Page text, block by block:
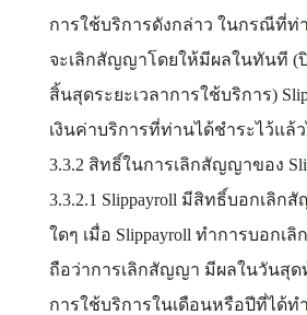
การใช้บริการดังกล่าว ในกรณีที่ท่
จะเลิกสัญญาโดยให้มีผลในทันที (
สิ้นสุดระยะเวลาการใช้บริการ)
เงินค่าบริการที่ท่านได้ชำระไว้แล้
3.3.2 สิทธิ์ในการเลิกสัญญาของ
3.3.2.1 Slippayroll มีสิทธิ์บอกเลิก
ใดๆ เมื่อ Slippayroll ทำการบอกเ
ถือว่าการเลิกสัญญา มีผลในวันสุด
การใช้บริการในเดือนหรือปีที่ได้ท